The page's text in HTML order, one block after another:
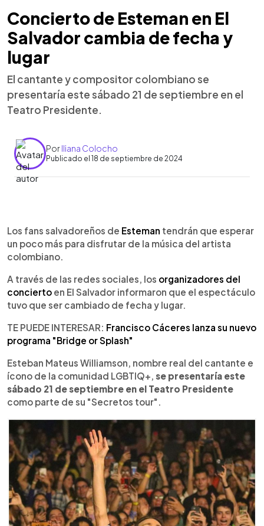
Concierto de Esteman en El
Salvador cambia de fecha y
lugar
El cantante y compositor colombiano se
presentaría este sábado 21 de septiembre en el
Teatro Presidente.
PorIliana Colocho
Publicado el 18 de septiembre de 2024
Escuchar artículo
Los fans salvadoreños de Esteman tendrán que esperar
un poco más para disfrutar de la música del artista
colombiano.
A través de las redes sociales, los organizadores del
concierto en El Salvador informaron que el espectáculo
tuvo que ser cambiado de fecha y lugar.
TE PUEDE INTERESAR: Francisco Cáceres lanza su nuevo
programa "Bridge or Splash"
Esteban Mateus Williamson, nombre real del cantante e
ícono de la comunidad LGBTIQ+, se presentaría este
sábado 21 de septiembre en el Teatro Presidente
como parte de su "Secretos tour".